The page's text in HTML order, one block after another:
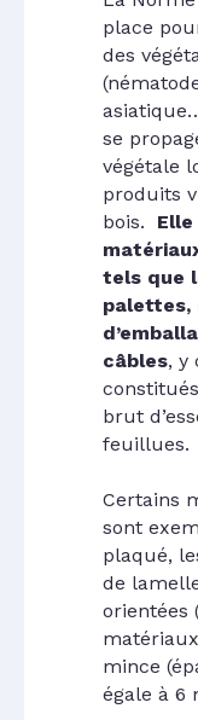
place
des
se
végétale
produits
bois. Elle
tels que
palettes,
câbles, y
brut
feuillues.
Certains
sont
plaqué,
de
orientées
mince
égale à 6